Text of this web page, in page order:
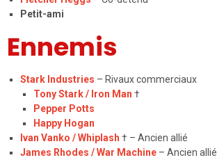
Petit-ami
Ennemis
Stark Industries – Rivaux commerciaux
Tony Stark / Iron Man †
Pepper Potts
Happy Hogan
Ivan Vanko / Whiplash † – Ancien allié
James Rhodes / War Machine – Ancien allié